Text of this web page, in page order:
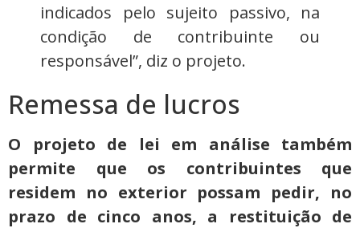
indicados pelo sujeito passivo, na
condição de contribuinte ou
responsável”, diz o projeto.
Remessa de lucros
O projeto de lei em análise também
permite que os contribuintes que
residem no exterior possam pedir, no
prazo de cinco anos, a restituição de